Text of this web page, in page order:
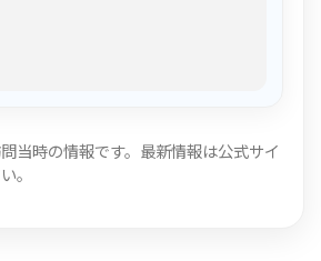
当時の情報です。最新情報は公式サイ
。